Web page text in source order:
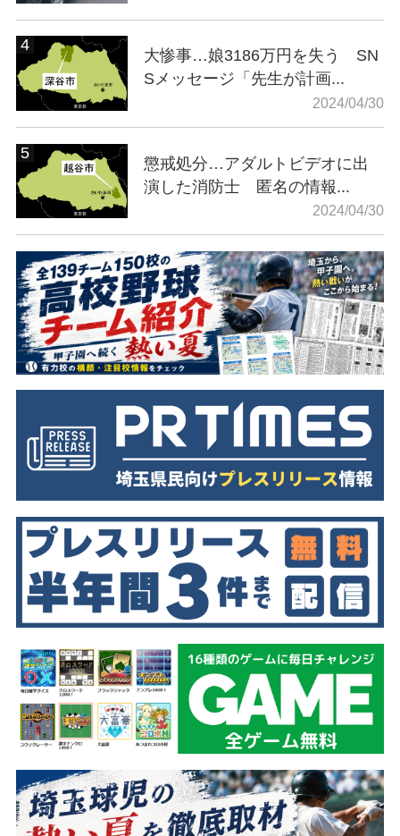
大惨事…娘3186万円を失う SN
Sメッセージ「先生が計画...
2024/04/30
懲戒処分…アダルトビデオに出
演した消防士 匿名の情報...
2024/04/30